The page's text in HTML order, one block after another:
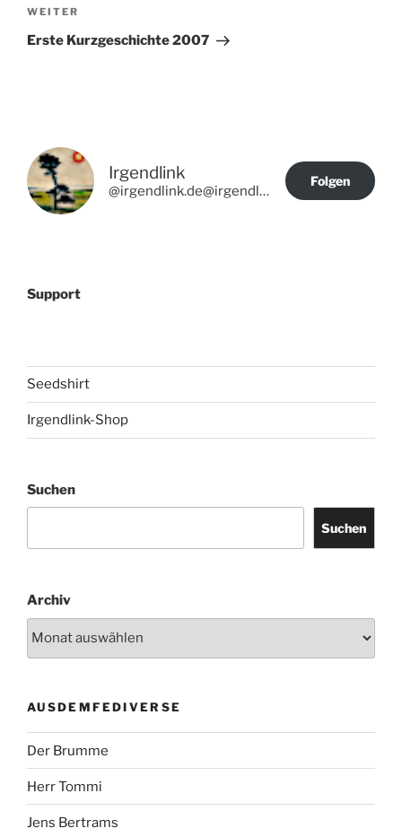
Nächster
Beitrag
WEITER
Erste Kurzgeschichte 2007
Irgendlink
@irgendlink.de@irgendlink.de
Folgen
Support
Seedshirt
Irgendlink-Shop
Suchen
Suchen
Archiv
AUSDEMFEDIVERSE
Der Brumme
Herr Tommi
Jens Bertrams